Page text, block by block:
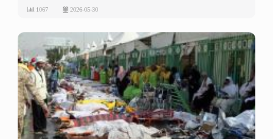
2026-05-30
1067